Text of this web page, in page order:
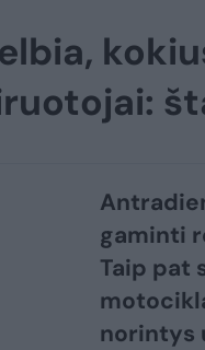
gaminti
Taip pat
norintys